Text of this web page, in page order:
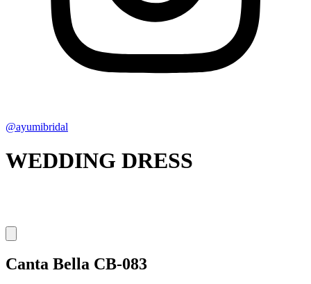
@ayumibridal
WEDDING DRESS
Canta Bella CB-083